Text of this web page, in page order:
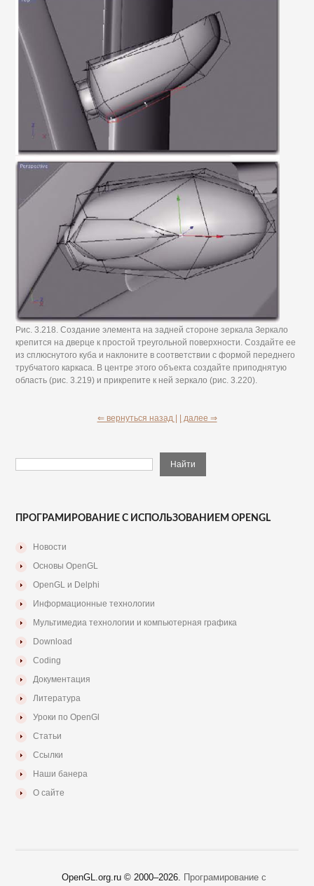
Рис. 3.218. Создание элемента на задней стороне зеркала Зеркало
крепится на дверце к простой треугольной поверхности. Создайте ее
из сплюснутого куба и наклоните в соответствии с формой переднего
трубчатого каркаса. В центре этого объекта создайте приподнятую
область (рис. 3.219) и прикрепите к ней зеркало (рис. 3.220).
⇐ вернуться назад | | далее ⇒
ПРОГРАМИРОВАНИЕ С ИСПОЛЬЗОВАНИЕМ OPENGL
Новости
Основы OpenGL
OpenGL и Delphi
Информационные технологии
Мультимедиа технологии и компьютерная графика
Download
Coding
Документация
Литература
Уроки по OpenGl
Статьи
Ссылки
Наши банера
О сайте
OpenGL.org.ru © 2000–2026. Програмирование с